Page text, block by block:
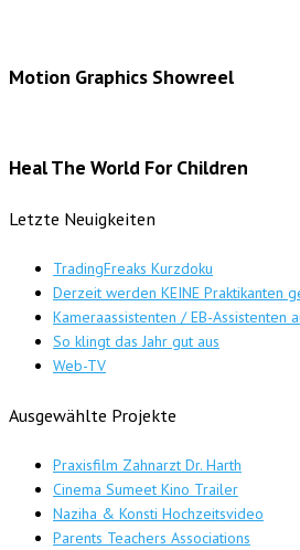
Motion Graphics Showreel
Heal The World For Children
Letzte Neuigkeiten
TradingFreaks Kurzdoku
Derzeit werden KEINE Praktikanten
Kameraassistenten / EB-Assistenten
So klingt das Jahr gut aus
Web-TV
Ausgewählte Projekte
Praxisfilm Zahnarzt Dr. Harth
Cinema Sumeet Kino Trailer
Naziha & Konsti Hochzeitsvideo
Parents Teachers Associations